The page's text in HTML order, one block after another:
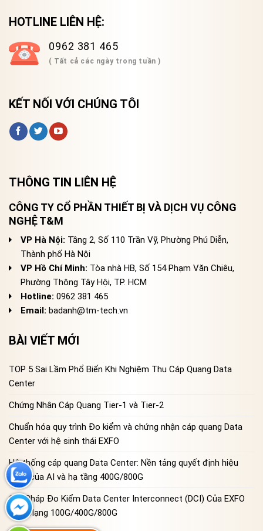
HOTLINE LIÊN HỆ:
0962 381 465
( Tất cả các ngày trong tuần )
KẾT NỐI VỚI CHÚNG TÔI
THÔNG TIN LIÊN HỆ
CÔNG TY CỔ PHẦN THIẾT BỊ VÀ DỊCH VỤ CÔNG
NGHỆ T&M
VP Hà Nội: Tầng 2, Số 110 Trần Vỹ, Phường Phú Diễn,
Thành phố Hà Nội
VP Hồ Chí Minh: Tòa nhà HB, Số 154 Phạm Văn Chiêu,
Phường Thông Tây Hội, TP. HCM
Hotline: 0962 381 465
Email: badanh@tm-tech.vn
BÀI VIẾT MỚI
TOP 5 Sai Lầm Phổ Biến Khi Nghiệm Thu Cáp Quang Data
Center
Chứng Nhận Cáp Quang Tier-1 và Tier-2
Chuẩn hóa quy trình Đo kiểm và chứng nhận cáp quang Data
Center với hệ sinh thái EXFO
Hệ thống cáp quang Data Center: Nền tảng quyết định hiệu
năng của AI và hạ tầng 400G/800G
Giải Pháp Đo Kiểm Data Center Interconnect (DCI) Của EXFO
Cho Mạng 100G/400G/800G